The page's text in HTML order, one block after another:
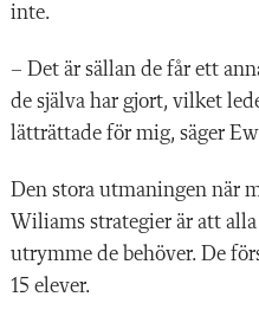
inte.
– Det är sällan de får ett
de själva har gjort, vilket
lätträttade för mig, säger
Den stora utmaningen när
Wiliams strategier är att
utrymme de behöver. De
15 elever.